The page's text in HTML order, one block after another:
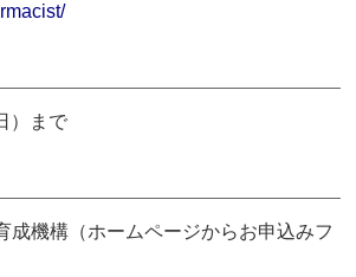
）まで
成機構（ホームページからお申込みフ